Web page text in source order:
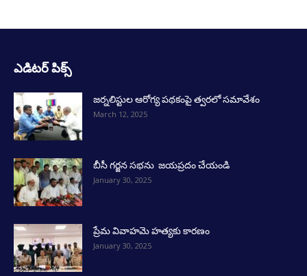
ఎడిటర్ పిక్స్
జర్నలిస్టుల ఆరోగ్య పథకంపై త్వరలో సమావేశం
March 12, 2025
బీసీ గర్జన సభను జయప్రదం చేయండి
January 30, 2025
ప్రేమ వివాహమె హత్యకు కారణం
January 30, 2025